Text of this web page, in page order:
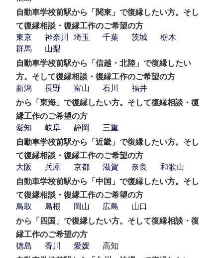
自動車学校前駅から「関東」で復縁したい方。そし
て復縁相談・復縁工作のご希望の方
東京
神奈川 埼玉 千葉 茨城
栃木
群馬
山梨
自動車学校前駅から「信越・北陸」で復縁したい
方。そして復縁相談・復縁工作のご希望の方
新潟
長野 富山 石川
福井
から「東海」で復縁したい方。そして復縁相談・復
縁工作のご希望の方
愛知
岐阜 静岡
三重
自動車学校前駅から「近畿」で復縁したい方。そし
て復縁相談・復縁工作のご希望の方
大阪
兵庫 京都 滋賀 奈良
和歌山
自動車学校前駅から「中国」で復縁したい方。そし
て復縁相談・復縁工作のご希望の方
鳥取
島根 岡山 広島
山口
から「四国」で復縁したい方。そして復縁相談・復
縁工作のご希望の方
徳島
香川 愛媛
高知